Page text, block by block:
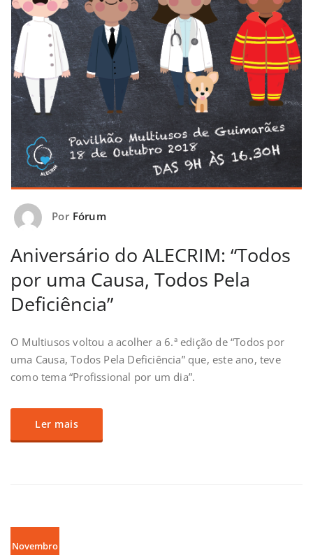
Por Fórum
Aniversário do ALECRIM: “Todos
por uma Causa, Todos Pela
Deficiência”
O Multiusos voltou a acolher a 6.ª edição de “Todos por
uma Causa, Todos Pela Deficiência” que, este ano, teve
como tema “Profissional por um dia”.
Ler mais
Novembro